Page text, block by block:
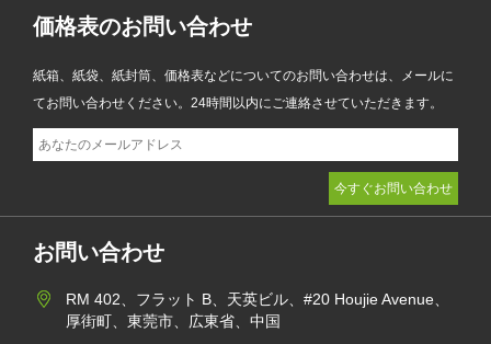
価格表のお問い合わせ
紙箱、紙袋、紙封筒、価格表などについてのお問い合わせは、メールに
てお問い合わせください。24時間以内にご連絡させていただきます。
お問い合わせ
RM 402、フラット B、天英ビル、#20 Houjie Avenue、
厚街町、東莞市、広東省、中国